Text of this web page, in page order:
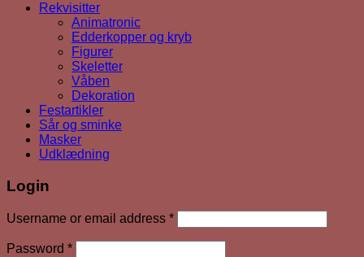
Rekvisitter
Animatronic
Edderkopper og kryb
Figurer
Skeletter
Våben
Dekoration
Festartikler
Sår og sminke
Masker
Udklædning
Login
Username or email address *Required
Password *Required